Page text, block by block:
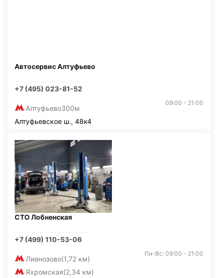
Автосервис Алтуфьево
+7 (495) 023-81-52
Алтуфьево300м
09:00 - 21:00
Алтуфьевское ш., 48к4
СТО Лобненская
+7 (499) 110-53-06
Лианозово(1,72 км)
Яхромская(2,34 км)
Пн-Вс: 09:00 - 21:00